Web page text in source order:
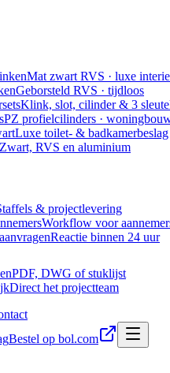
Mat zwart RVS · luxe
Geborsteld RVS · tijdloos
Klink, slot, cilinder & 3
PZ profielcilinders ·
Luxe toilet- & badkamerbeslag
Zwart, RVS en aluminium
& projectlevering
Workflow voor
Reactie binnen 24 uur
PDF, DWG of stuklijst
Direct het projectteam
Bestel op bol.com